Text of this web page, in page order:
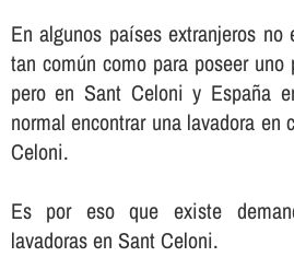
En algunos paí­ses extranjeros no
tan común como para poseer
pero en Sant Celoni y España
normal encontrar una lavadora en
Celoni.
Es por eso que existe
lavadoras en Sant Celoni.